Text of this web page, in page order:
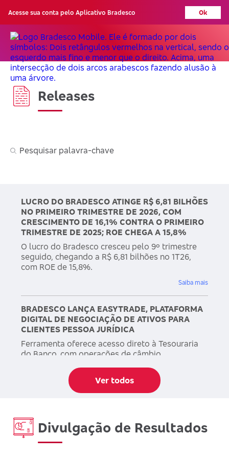
Acesse sua conta pelo Aplicativo Bradesco Ok
Releases
Pesquisar palavra-chave
LUCRO DO BRADESCO ATINGE R$ 6,81 BILHÕES
NO PRIMEIRO TRIMESTRE DE 2026, COM
CRESCIMENTO DE 16,1% CONTRA O PRIMEIRO
TRIMESTRE DE 2025; ROE CHEGA A 15,8%
O lucro do Bradesco cresceu pelo 9º trimestre
seguido, chegando a R$ 6,81 bilhões no 1T26,
com ROE de 15,8%.
Saiba mais
BRADESCO LANÇA EASYTRADE, PLATAFORMA
DIGITAL DE NEGOCIAÇÃO DE ATIVOS PARA
CLIENTES PESSOA JURÍDICA
Ferramenta oferece acesso direto à Tesouraria
do Banco, com operações de câmbio,
conteúdo exclusivo do Broadcast
LUCRO DO BRADESCO CRESCE 26% E ATINGE
R$ 24,7 BILHÕES EM 2025, R$6,51 BILHÕES NO
TRIMESTRE, SUPERANDO O CUSTO DE
Ver todos
Divulgação de Resultados